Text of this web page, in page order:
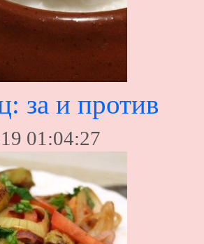
за и против
01:04:27